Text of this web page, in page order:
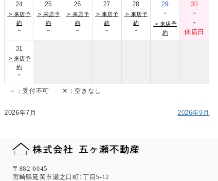
24
＞ 来店予
約
-
25
＞ 来店予
約
-
26
＞ 来店予
約
-
27
＞ 来店予
約
-
28
＞ 来店予
約
-
29
-
＞ 来店予
約
30
-
-
休店日
31
＞ 来店予
約
-
－：受付不可 ✕：空きなし
2026年7月 2026年9月
〒882-0045
宮崎県延岡市瀬之口町1丁目5-12